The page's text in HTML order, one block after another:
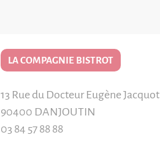
LA COMPAGNIE BISTROT
13 Rue du Docteur Eugène Jacquot
90400 DANJOUTIN
03 84 57 88 88